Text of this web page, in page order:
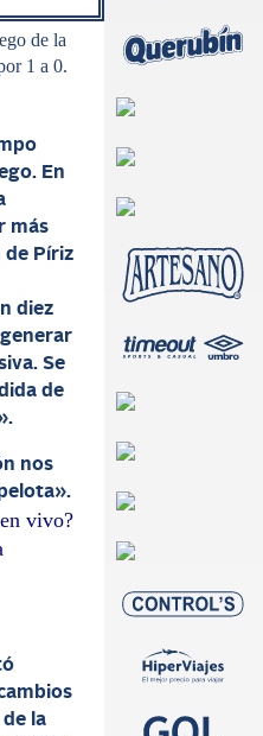
de la
1 a 0.
En
más
de Píriz
diez
Se
de
nos
vivo?
la